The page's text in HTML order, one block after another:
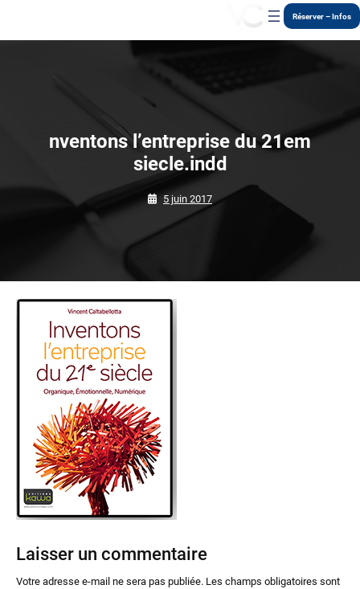
Réserver – Infos
nventons l’entreprise du 21em
siecle.indd
5 juin 2017
Laisser un commentaire
Votre adresse e-mail ne sera pas publiée. Les champs obligatoires sont